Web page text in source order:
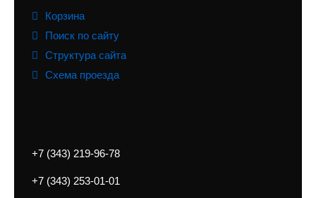
Корзина
Поиск по сайту
Структура сайта
Схема проезда
+7 (343) 219-96-78
+7 (343) 253-01-01